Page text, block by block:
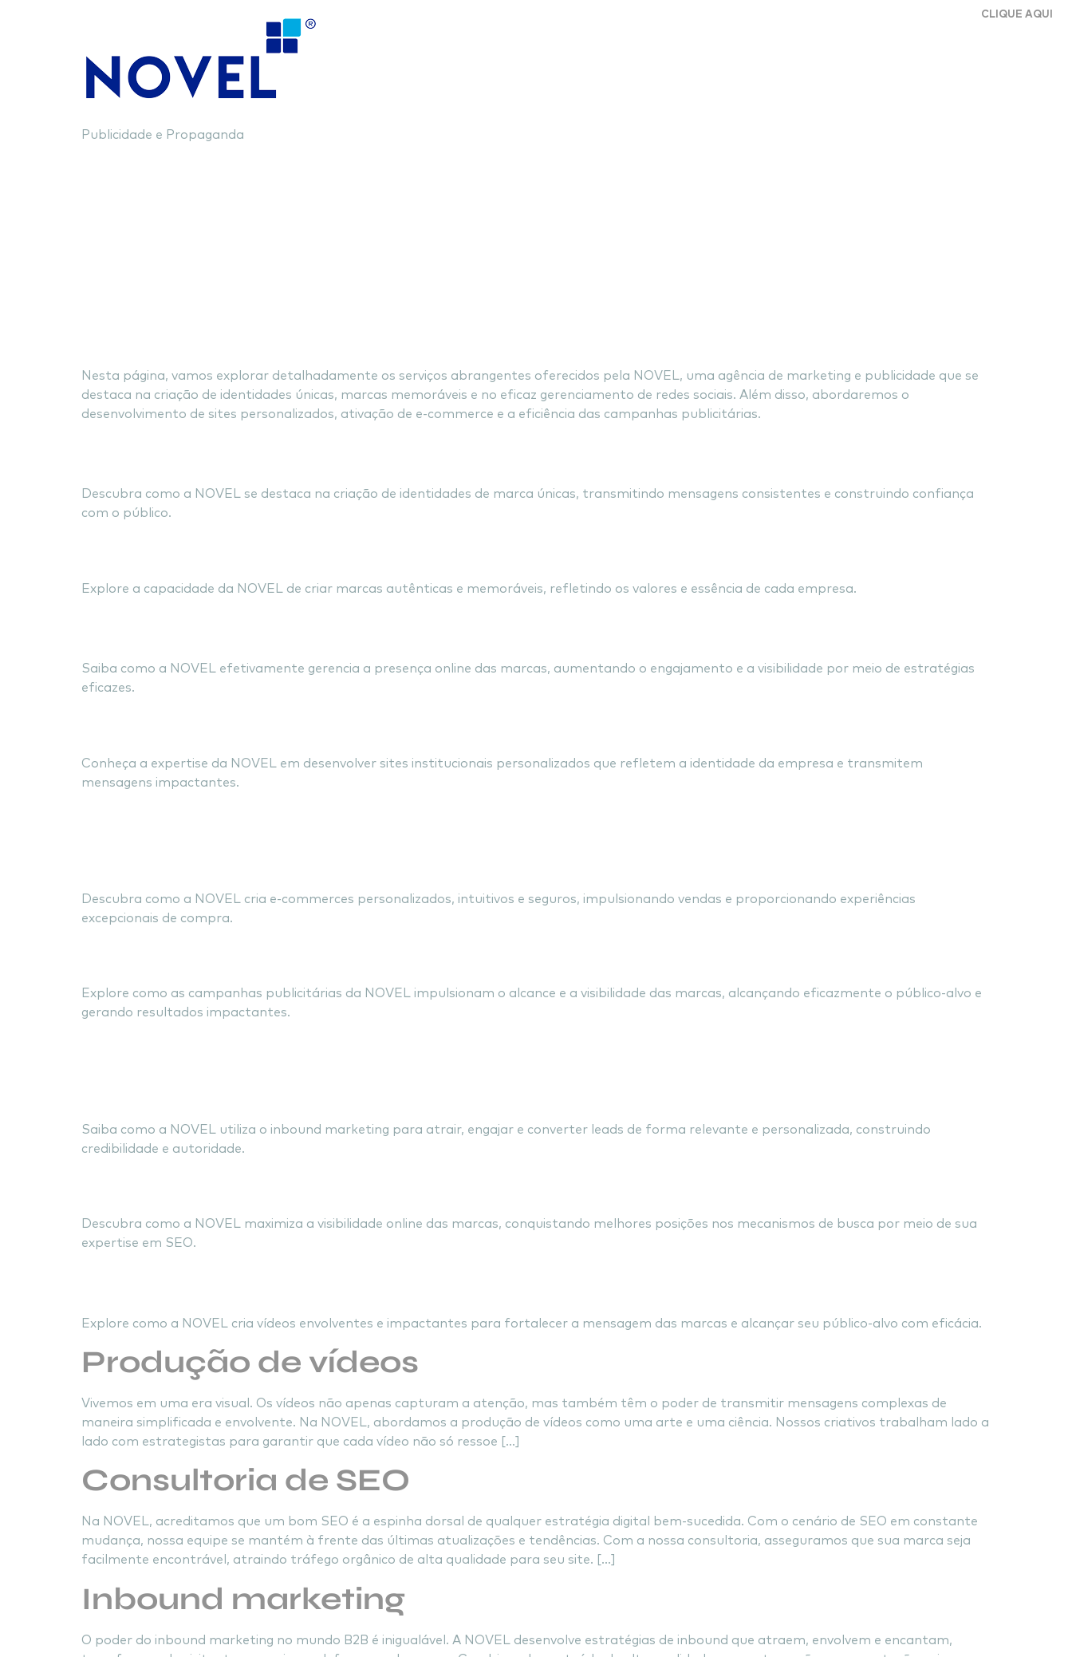
Publicidade e Propaganda
Nesta página, vamos explorar detalhadamente os serviços abrangentes oferecidos pela NOVEL, uma agência de marketing e publicidade que se
destaca na criação de identidades únicas, marcas memoráveis e no eficaz gerenciamento de redes sociais. Além disso, abordaremos o
desenvolvimento de sites personalizados, ativação de e-commerce e a eficiência das campanhas publicitárias.
Descubra como a NOVEL se destaca na criação de identidades de marca únicas, transmitindo mensagens consistentes e construindo confiança
com o público.
Explore a capacidade da NOVEL de criar marcas autênticas e memoráveis, refletindo os valores e essência de cada empresa.
Saiba como a NOVEL efetivamente gerencia a presença online das marcas, aumentando o engajamento e a visibilidade por meio de estratégias
eficazes.
Conheça a expertise da NOVEL em desenvolver sites institucionais personalizados que refletem a identidade da empresa e transmitem
mensagens impactantes.
Descubra como a NOVEL cria e-commerces personalizados, intuitivos e seguros, impulsionando vendas e proporcionando experiências
excepcionais de compra.
Explore como as campanhas publicitárias da NOVEL impulsionam o alcance e a visibilidade das marcas, alcançando eficazmente o público-alvo e
gerando resultados impactantes.
Saiba como a NOVEL utiliza o inbound marketing para atrair, engajar e converter leads de forma relevante e personalizada, construindo
credibilidade e autoridade.
Descubra como a NOVEL maximiza a visibilidade online das marcas, conquistando melhores posições nos mecanismos de busca por meio de sua
expertise em SEO.
Explore como a NOVEL cria vídeos envolventes e impactantes para fortalecer a mensagem das marcas e alcançar seu público-alvo com eficácia.
Produção de vídeos
Vivemos em uma era visual. Os vídeos não apenas capturam a atenção, mas também têm o poder de transmitir mensagens complexas de
maneira simplificada e envolvente. Na NOVEL, abordamos a produção de vídeos como uma arte e uma ciência. Nossos criativos trabalham lado a
lado com estrategistas para garantir que cada vídeo não só ressoe […]
Consultoria de SEO
Na NOVEL, acreditamos que um bom SEO é a espinha dorsal de qualquer estratégia digital bem-sucedida. Com o cenário de SEO em constante
mudança, nossa equipe se mantém à frente das últimas atualizações e tendências. Com a nossa consultoria, asseguramos que sua marca seja
facilmente encontrável, atraindo tráfego orgânico de alta qualidade para seu site. […]
Inbound marketing
O poder do inbound marketing no mundo B2B é inigualável. A NOVEL desenvolve estratégias de inbound que atraem, envolvem e encantam,
CLIQUE AQUI